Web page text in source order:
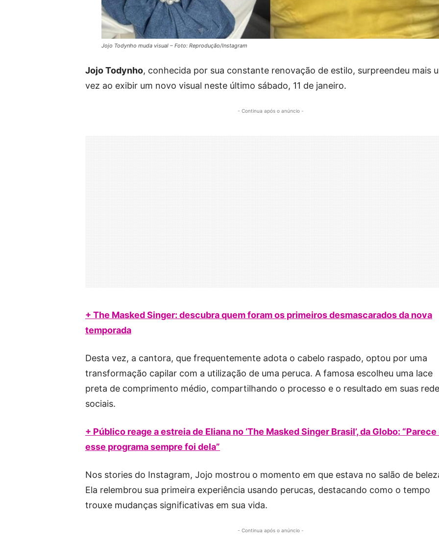
Jojo Todynho muda visual – Foto: Reprodução/Instagram
Jojo Todynho, conhecida por sua constante renovação de estilo, surpreendeu mais
vez ao exibir um novo visual neste último sábado, 11 de janeiro.
- Continua após o anúncio -
+ The Masked Singer: descubra quem foram os primeiros desmascarados da nova
temporada
Desta vez, a cantora, que frequentemente adota o cabelo raspado, optou por uma
transformação capilar com a utilização de uma peruca. A famosa escolheu uma lace
preta de comprimento médio, compartilhando o processo e o resultado em suas
sociais.
+ Público reage a estreia de Eliana no ‘The Masked Singer Brasil’, da Globo:
esse programa sempre foi dela”
Nos stories do Instagram, Jojo mostrou o momento em que estava no salão de
Ela relembrou sua primeira experiência usando perucas, destacando como o tempo
trouxe mudanças significativas em sua vida.
- Continua após o anúncio -